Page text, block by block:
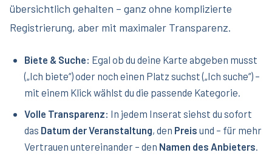
übersichtlich gehalten – ganz ohne komplizierte
Registrierung, aber mit maximaler Transparenz.
Biete & Suche: Egal ob du deine Karte abgeben musst
(„Ich biete“) oder noch einen Platz suchst („Ich suche“) –
mit einem Klick wählst du die passende Kategorie.
Volle Transparenz: In jedem Inserat siehst du sofort
das Datum der Veranstaltung, den Preis und – für mehr
Vertrauen untereinander – den Namen des Anbieters.